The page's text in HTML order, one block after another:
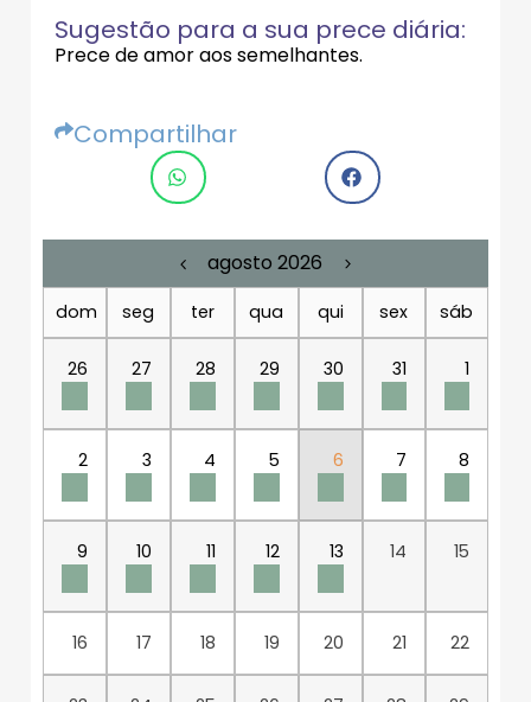
Sugestão para a sua prece diária:
Prece de amor aos semelhantes.
Compartilhar
agosto 2026
dom seg ter qua qui sex sáb
26 27 28 29 30 31 1
2 3 4 5 6 7 8
9 10 11 12 13 14 15
16 17 18 19 20 21 22